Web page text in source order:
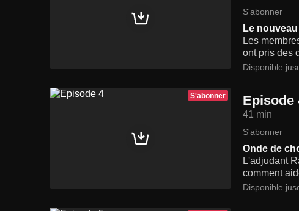
S'abonner
Le
Les
ont pris des
Disponible
S'abonner Episode
41 min
S'abonner
Onde de
L'adjudant
comment
Disponible